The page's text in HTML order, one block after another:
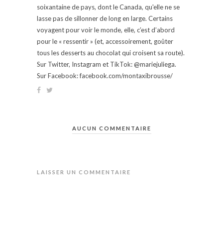
soixantaine de pays, dont le Canada, qu'elle ne se
lasse pas de sillonner de long en large. Certains
voyagent pour voir le monde, elle, c’est d’abord
pour le « ressentir » (et, accessoirement, goûter
tous les desserts au chocolat qui croisent sa route).
Sur Twitter, Instagram et TikTok: @mariejuliega.
Sur Facebook: facebook.com/montaxibrousse/
AUCUN COMMENTAIRE
LAISSER UN COMMENTAIRE